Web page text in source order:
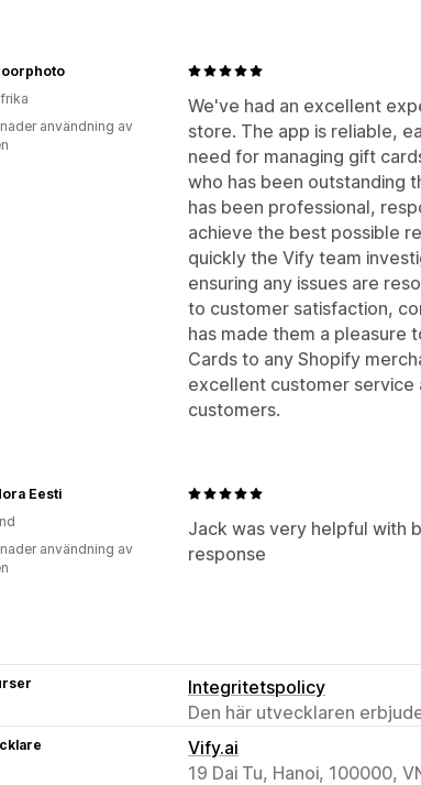
We've had an excellent
store. The app is reliable,
need for managing gift
who has been outstanding
has been professional,
achieve the best possible
quickly the Vify team
ensuring any issues are
to customer satisfaction,
has made them a pleasure
Cards to any Shopify
excellent customer service
customers.
användning av
Jack was very helpful with
response
Eesti
användning av
Integritetspolicy
Den här utvecklaren
Vify.ai
19 Dai Tu, Hanoi, 100000,